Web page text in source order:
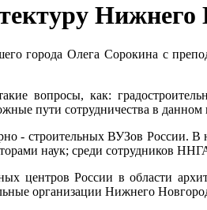
Нижнего
города Олега Сорокина с
вопросы, как:
пути сотрудничества в
- строительных ВУЗов России. В
наук; среди сотрудников
России в области
организации Нижнего